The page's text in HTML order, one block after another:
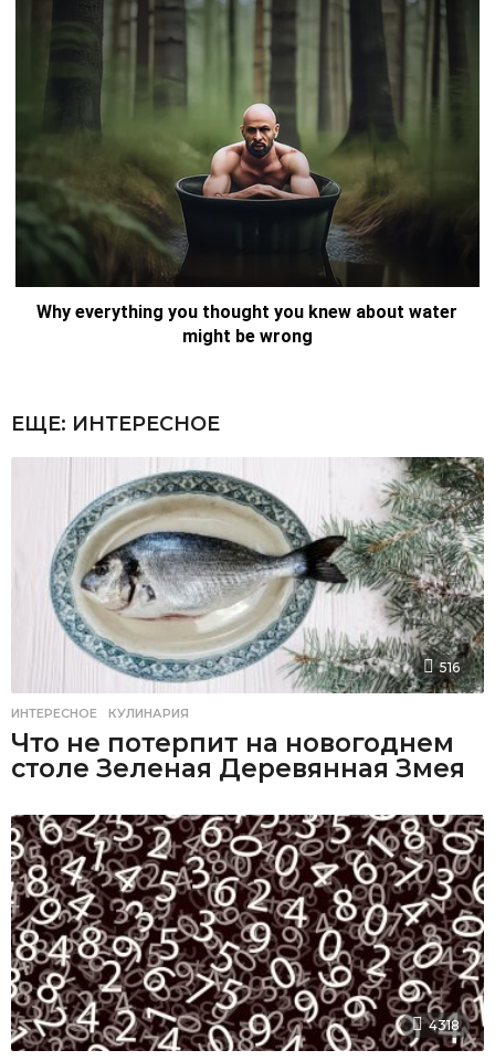
ЕЩЕ: ИНТЕРЕСНОЕ
516
ИНТЕРЕСНОЕ ,КУЛИНАРИЯ
Что не потерпит на новогоднем
столе Зеленая Деревянная Змея
4318